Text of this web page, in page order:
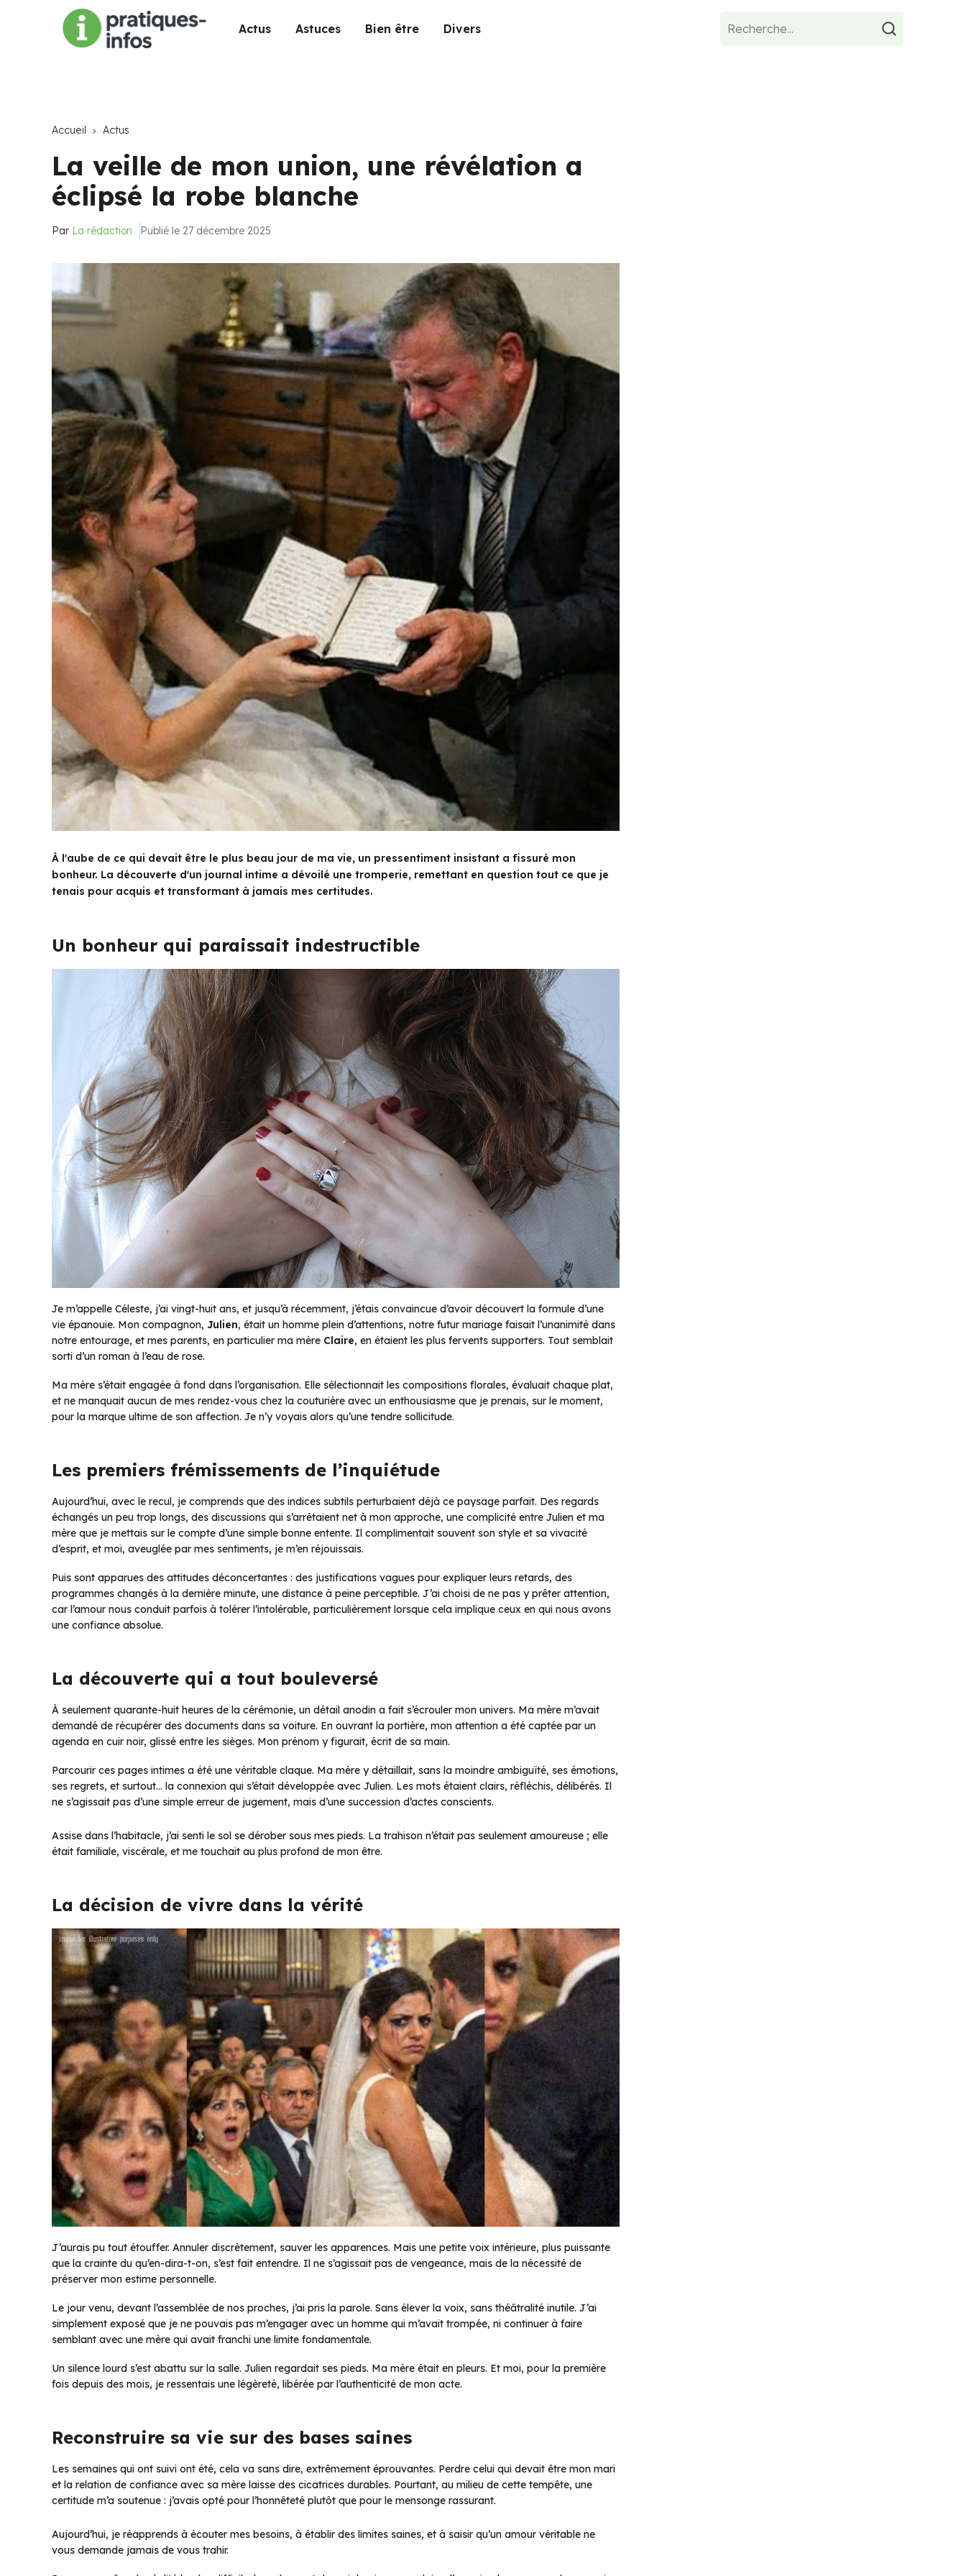
Actus Astuces Bien être Divers
Accueil Actus
La veille de mon union, une révélation a
éclipsé la robe blanche
Par La rédaction Publié le 27 décembre 2025
À l'aube de ce qui devait être le plus beau jour de ma vie, un pressentiment insistant a fissuré mon
bonheur. La découverte d'un journal intime a dévoilé une tromperie, remettant en question tout ce que je
tenais pour acquis et transformant à jamais mes certitudes.
Un bonheur qui paraissait indestructible
Je m’appelle Céleste, j’ai vingt-huit ans, et jusqu’à récemment, j’étais convaincue d’avoir découvert la formule d’une
vie épanouie. Mon compagnon, Julien, était un homme plein d’attentions, notre futur mariage faisait l’unanimité dans
notre entourage, et mes parents, en particulier ma mère Claire, en étaient les plus fervents supporters. Tout semblait
sorti d’un roman à l’eau de rose.
Ma mère s’était engagée à fond dans l’organisation. Elle sélectionnait les compositions florales, évaluait chaque plat,
et ne manquait aucun de mes rendez-vous chez la couturière avec un enthousiasme que je prenais, sur le moment,
pour la marque ultime de son affection. Je n’y voyais alors qu’une tendre sollicitude.
Les premiers frémissements de l’inquiétude
Aujourd’hui, avec le recul, je comprends que des indices subtils perturbaient déjà ce paysage parfait. Des regards
échangés un peu trop longs, des discussions qui s’arrêtaient net à mon approche, une complicité entre Julien et ma
mère que je mettais sur le compte d’une simple bonne entente. Il complimentait souvent son style et sa vivacité
d’esprit, et moi, aveuglée par mes sentiments, je m’en réjouissais.
Puis sont apparues des attitudes déconcertantes : des justifications vagues pour expliquer leurs retards, des
programmes changés à la dernière minute, une distance à peine perceptible. J’ai choisi de ne pas y prêter attention,
car l’amour nous conduit parfois à tolérer l’intolérable, particulièrement lorsque cela implique ceux en qui nous avons
une confiance absolue.
La découverte qui a tout bouleversé
À seulement quarante-huit heures de la cérémonie, un détail anodin a fait s’écrouler mon univers. Ma mère m’avait
demandé de récupérer des documents dans sa voiture. En ouvrant la portière, mon attention a été captée par un
agenda en cuir noir, glissé entre les sièges. Mon prénom y figurait, écrit de sa main.
Parcourir ces pages intimes a été une véritable claque. Ma mère y détaillait, sans la moindre ambiguïté, ses émotions,
ses regrets, et surtout… la connexion qui s’était développée avec Julien. Les mots étaient clairs, réfléchis, délibérés. Il
ne s’agissait pas d’une simple erreur de jugement, mais d’une succession d’actes conscients.
Assise dans l’habitacle, j’ai senti le sol se dérober sous mes pieds. La trahison n’était pas seulement amoureuse ; elle
était familiale, viscérale, et me touchait au plus profond de mon être.
La décision de vivre dans la vérité
J’aurais pu tout étouffer. Annuler discrètement, sauver les apparences. Mais une petite voix intérieure, plus puissante
que la crainte du qu’en-dira-t-on, s’est fait entendre. Il ne s’agissait pas de vengeance, mais de la nécessité de
préserver mon estime personnelle.
Le jour venu, devant l’assemblée de nos proches, j’ai pris la parole. Sans élever la voix, sans théâtralité inutile. J’ai
simplement exposé que je ne pouvais pas m’engager avec un homme qui m’avait trompée, ni continuer à faire
semblant avec une mère qui avait franchi une limite fondamentale.
Un silence lourd s’est abattu sur la salle. Julien regardait ses pieds. Ma mère était en pleurs. Et moi, pour la première
fois depuis des mois, je ressentais une légèreté, libérée par l’authenticité de mon acte.
Reconstruire sa vie sur des bases saines
Les semaines qui ont suivi ont été, cela va sans dire, extrêmement éprouvantes. Perdre celui qui devait être mon mari
et la relation de confiance avec sa mère laisse des cicatrices durables. Pourtant, au milieu de cette tempête, une
certitude m’a soutenue : j’avais opté pour l’honnêteté plutôt que pour le mensonge rassurant.
Aujourd’hui, je réapprends à écouter mes besoins, à établir des limites saines, et à saisir qu’un amour véritable ne
vous demande jamais de vous trahir.